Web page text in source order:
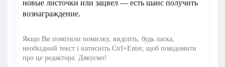
новые листочки или зацвел — есть шанс получить
вознаграждение.
Якщо Ви помітили помилку, виділіть, будь ласка,
необхідний текст і натисніть Ctrl+Enter, щоб повідомити
про це редактора. Дякуємо!